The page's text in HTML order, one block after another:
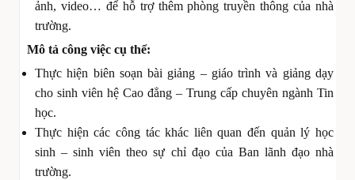
ảnh, video… để hỗ trợ thêm phòng truyền thông của nhà
trường.
Mô tả công việc cụ thể:
Thực hiện biên soạn bài giảng – giáo trình và giảng dạy
cho sinh viên hệ Cao đẳng – Trung cấp chuyên ngành Tin
học.
Thực hiện các công tác khác liên quan đến quản lý học
sinh – sinh viên theo sự chỉ đạo của Ban lãnh đạo nhà
trường.